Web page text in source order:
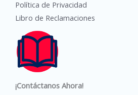
Política de Privacidad
Libro de Reclamaciones
¡Contáctanos Ahora!